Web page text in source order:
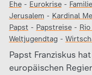
Ehe- Eurokrise- Familie
Jerusalem - Kardinal
Papst - Papstreise-
Weltjugendtag -
Papst Franziskus
europäischen